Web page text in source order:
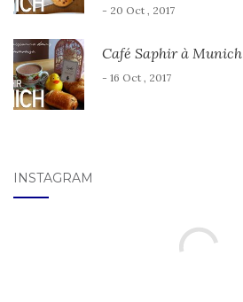
- 20 Oct , 2017
Café Saphir à Munich
- 16 Oct , 2017
INSTAGRAM